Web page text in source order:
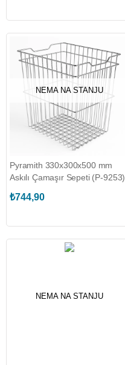
NEMA NA STANJU
Pyramith 330x300x500 mm
Askılı Çamaşır Sepeti (P-9253)
₺744,90
NEMA NA STANJU